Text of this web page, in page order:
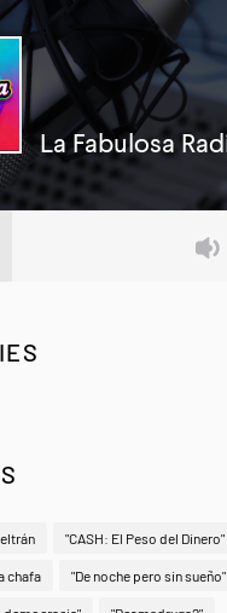
"CASH: El Peso del Dinero"
chafa "De noche pero sin sueño"